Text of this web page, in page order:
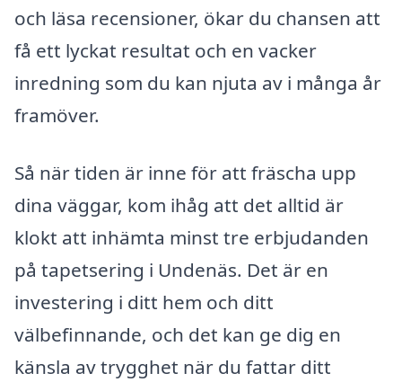
och läsa recensioner, ökar du chansen att
få ett lyckat resultat och en vacker
inredning som du kan njuta av i många år
framöver.
Så när tiden är inne för att fräscha upp
dina väggar, kom ihåg att det alltid är
klokt att inhämta minst tre erbjudanden
på tapetsering i Undenäs. Det är en
investering i ditt hem och ditt
välbefinnande, och det kan ge dig en
känsla av trygghet när du fattar ditt